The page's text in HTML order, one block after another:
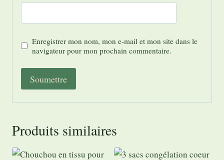
Enregistrer mon nom, mon e-mail et mon site dans le
navigateur pour mon prochain commentaire.
Produits similaires